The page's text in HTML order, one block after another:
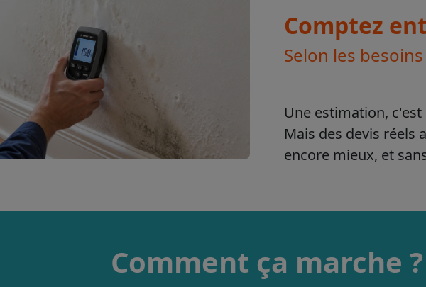
Comptez
Selon les besoins
Une estimation, c'est
Mais des devis réels
encore mieux, et
Comment ça marche ?